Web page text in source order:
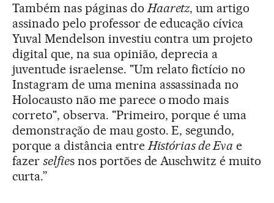
Também nas páginas doHaaretz, um artigo
assinado pelo professor de educação cívica
Yuval Mendelson investiu contra um projeto
digital que, na sua opinião, deprecia a
juventude israelense. "Um relato fictício no
Instagram de uma menina assassinada no
Holocausto não me parece o modo mais
correto", observa. "Primeiro, porque é uma
demonstração de mau gosto. E, segundo,
porque a distância entreHistórias de Eva e
fazer selfies nos portões de Auschwitz é muito
curta.”